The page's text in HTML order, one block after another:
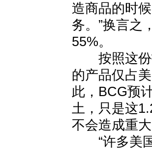
造商品的时
务。”换言之
55%。
按照这份
的产品仅占
此，BCG预
土，只是这
不会造成重
“许多美国